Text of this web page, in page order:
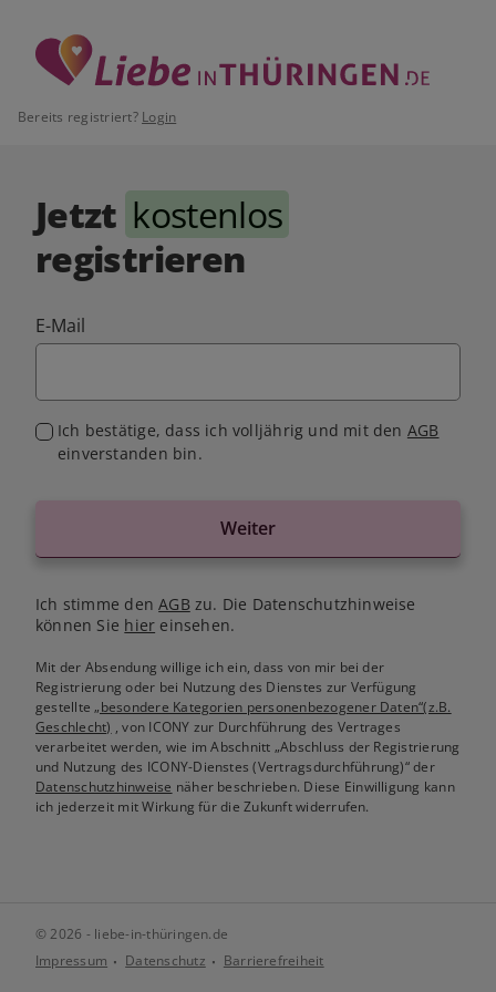
Bereits registriert? Login
Jetzt kostenlos
registrieren
E-Mail
Ich bestätige, dass ich volljährig und mit den AGB
einverstanden bin.
Weiter
Ich stimme denAGB zu. Die Datenschutzhinweise
können Sie hier einsehen.
Mit der Absendung willige ich ein, dass von mir bei der
Registrierung oder bei Nutzung des Dienstes zur Verfügung
gestellte„besondere Kategorien personenbezogener Daten“(z.B.
Geschlecht) , von ICONY zur Durchführung des Vertrages
verarbeitet werden, wie im Abschnitt „Abschluss der Registrierung
und Nutzung des ICONY-Dienstes (Vertragsdurchführung)“ der
Datenschutzhinweise näher beschrieben. Diese Einwilligung kann
ich jederzeit mit Wirkung für die Zukunft widerrufen.
© 2026 - liebe-in-thüringen.de
Impressum
Datenschutz Barrierefreiheit